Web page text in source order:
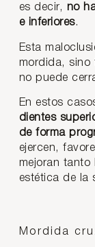
es decir, no
e inferiores.
Esta
mordida, sino
no puede
En estos
dientes
de forma
ejercen,
mejoran tanto
estética de la
Mordida